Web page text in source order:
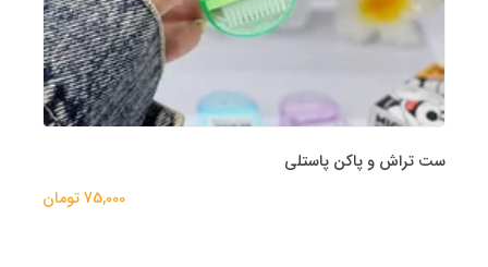
ست تراش و پاکن پاستلی
75,000 تومان